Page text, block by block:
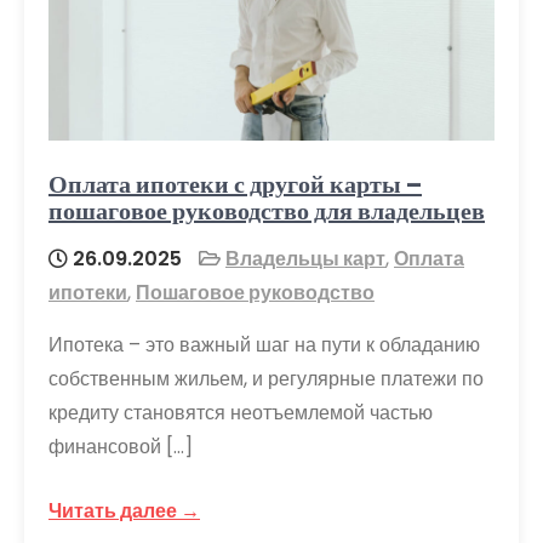
Оплата ипотеки с другой карты –
пошаговое руководство для владельцев
26.09.2025 Владельцы карт,Оплата
ипотеки, Пошаговое руководство
Ипотека – это важный шаг на пути к обладанию
собственным жильем, и регулярные платежи по
кредиту становятся неотъемлемой частью
финансовой […]
Читать далее →